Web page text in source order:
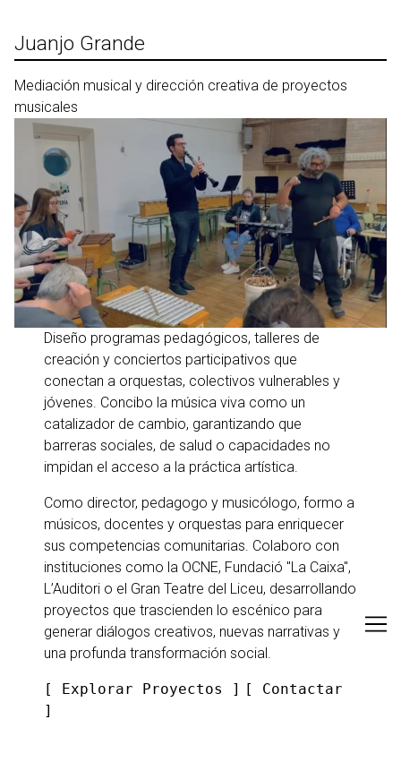
contenido
Juanjo Grande
Mediación musical y dirección creativa de proyectos
musicales
Diseño programas pedagógicos, talleres de
creación y conciertos participativos que
conectan a orquestas, colectivos vulnerables y
jóvenes. Concibo la música viva como un
catalizador de cambio, garantizando que
barreras sociales, de salud o capacidades no
impidan el acceso a la práctica artística.
Como director, pedagogo y musicólogo, formo a
músicos, docentes y orquestas para enriquecer
sus competencias comunitarias. Colaboro con
instituciones como la OCNE, Fundació "La Caixa",
L’Auditori o el Gran Teatre del Liceu, desarrollando
proyectos que trascienden lo escénico para
generar diálogos creativos, nuevas narrativas y
una profunda transformación social.
[ Explorar Proyectos ] [ Contactar
]